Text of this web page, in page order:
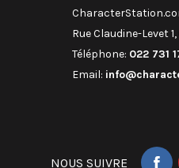
Rue Claudine-Levet
Téléphone: 022 731
Email:
NOUS SUIVRE